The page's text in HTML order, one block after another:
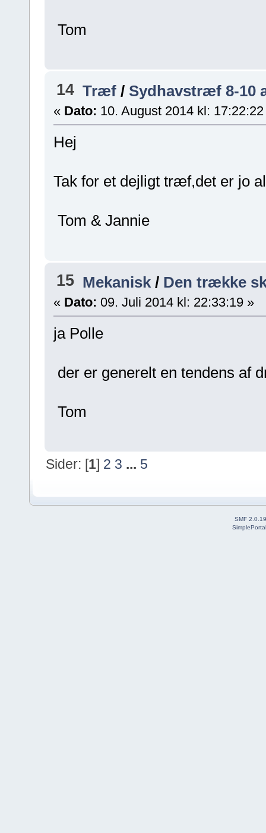
Tom
14 Træf / Sydhavstræf 8-10
« Dato: 10. August 2014 kl:
Hej
Tak for et dejligt træf,det er jo
Tom & Jannie
15 Mekanisk / Den trække
« Dato: 09. Juli 2014 kl: 22:33:19 »
ja Polle
der er generelt en tendens af
Tom
Sider: [1] 2 3 ... 5
SMF 2.0.19